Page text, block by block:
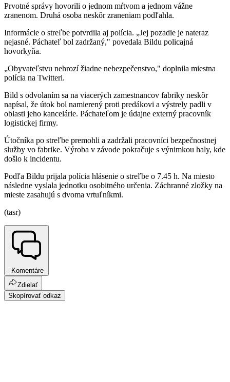
Prvotné správy hovorili o jednom mŕtvom a jednom vážne
zranenom. Druhá osoba neskôr zraneniam podľahla.
Informácie o streľbe potvrdila aj polícia. „Jej pozadie je nateraz
nejasné. Páchateľ bol zadržaný," povedala Bildu policajná
hovorkyňa.
„Obyvateľstvu nehrozí žiadne nebezpečenstvo," doplnila miestna
polícia na Twitteri.
Bild s odvolaním sa na viacerých zamestnancov fabriky neskôr
napísal, že útok bol namierený proti predákovi a výstrely padli v
oblasti jeho kancelárie. Páchateľom je údajne externý pracovník
logistickej firmy.
Útočníka po streľbe premohli a zadržali pracovníci bezpečnostnej
služby vo fabrike. Výroba v závode pokračuje s výnimkou haly, kde
došlo k incidentu.
Podľa Bildu prijala polícia hlásenie o streľbe o 7.45 h. Na miesto
následne vyslala jednotku osobitného určenia. Záchranné zložky na
mieste zasahujú s dvoma vrtuľníkmi.
(tasr)
Komentáre
Zdielať
Skopírovať odkaz